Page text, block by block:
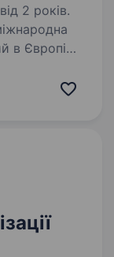
2 років.
в Європі